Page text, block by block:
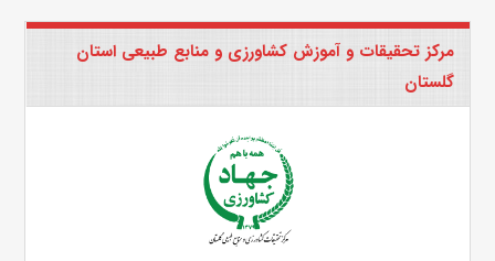
مرکز تحقیقات و آموزش کشاورزی و منابع طبیعی استان
گلستان